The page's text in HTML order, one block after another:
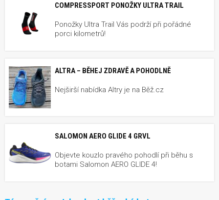
COMPRESSPORT PONOŽKY ULTRA TRAIL
Ponožky Ultra Trail Vás podrží při pořádné
porci kilometrů!
ALTRA – BĚHEJ ZDRAVĚ A POHODLNĚ
Nejširší nabídka Altry je na Běž.cz
SALOMON AERO GLIDE 4 GRVL
Objevte kouzlo pravého pohodlí při běhu s
botami Salomon AERO GLIDE 4!